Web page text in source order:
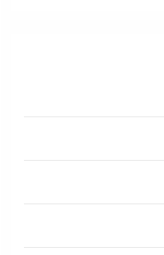
قاهرة للمصانع
الحرب القادمة